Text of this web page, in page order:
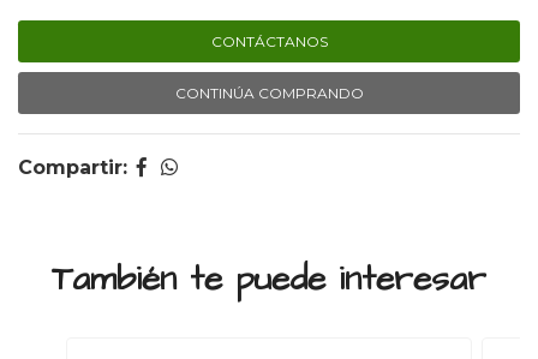
CONTÁCTANOS
CONTINÚA COMPRANDO
Compartir:
También te puede interesar